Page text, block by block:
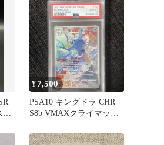
¥7,500
PSA10 キングドラ CHR
S8b VMAXクライマック